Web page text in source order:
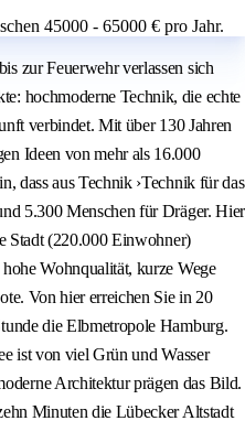
45000 - 65000 € pro Jahr.
zur Feuerwehr verlassen sich
hochmoderne Technik, die echte
verbindet. Mit über 130 Jahren
Ideen von mehr als 16.000
dass aus Technik ›Technik für das
5.300 Menschen für Dräger. Hier
Stadt (220.000 Einwohner)
Wohnqualität, kurze Wege
Von hier erreichen Sie in 20
die Elbmetropole Hamburg.
ist von viel Grün und Wasser
Architektur prägen das Bild.
Minuten die Lübecker Altstadt